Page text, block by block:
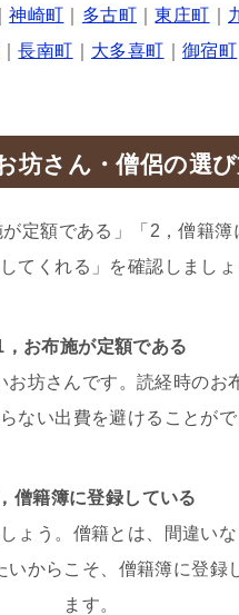
｜神崎町 多古町 ｜東庄町
｜長南町 大多喜町 ｜御宿町
坊さん・僧侶の選
定額である」「2，僧籍
てくれる」を確認しましょ
，お布施が定額である
坊さんです。読経時のお
ない出費を避けることがで
僧籍簿に登録している
ょう。僧籍とは、間違い
からこそ、僧籍簿に登録
ます。